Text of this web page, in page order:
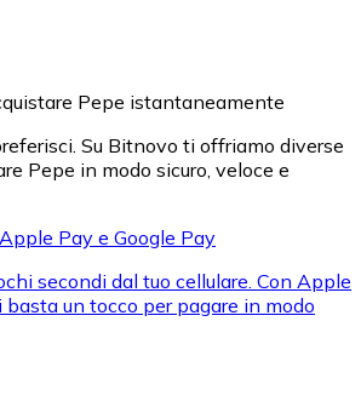
Pepe istantaneamente
Su Bitnovo ti offriamo diverse
Pepe in modo sicuro, veloce e
Pay e Google Pay
secondi dal tuo cellulare. Con Apple
basta un tocco per pagare in modo